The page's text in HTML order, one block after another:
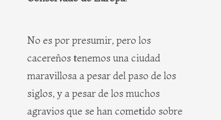
No es por presumir, pero los
cacereños tenemos una ciudad
maravillosa a pesar del paso de los
siglos, y a pesar de los muchos
agravios que se han cometido sobre